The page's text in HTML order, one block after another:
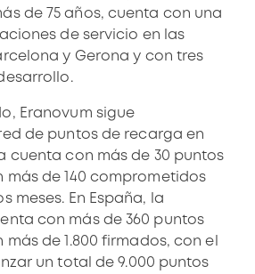
de 75 años, cuenta con una
de servicio en las
y Gerona y con tres
Eranovum sigue
de puntos de recarga en
cuenta con más de 30 puntos
más de 140 comprometidos
meses. En España, la
con más de 360 puntos
de 1.800 firmados, con el
un total de 9.000 puntos